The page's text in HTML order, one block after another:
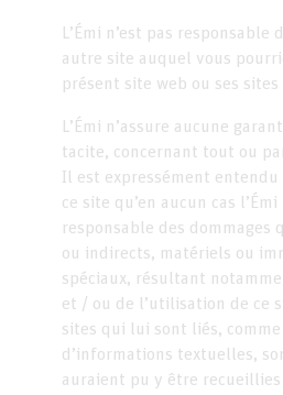
L’Émi n’est pas
autre site auquel vous
présent site web ou ses sites
L’Émi n’assure aucune
tacite, concernant tout ou
Il est expressément
ce site qu’en aucun cas
responsable des dommages
ou indirects, matériels ou
spéciaux, résultant
et / ou de l’utilisation de ce
sites qui lui sont liés,
d’informations textuelles,
auraient pu y être